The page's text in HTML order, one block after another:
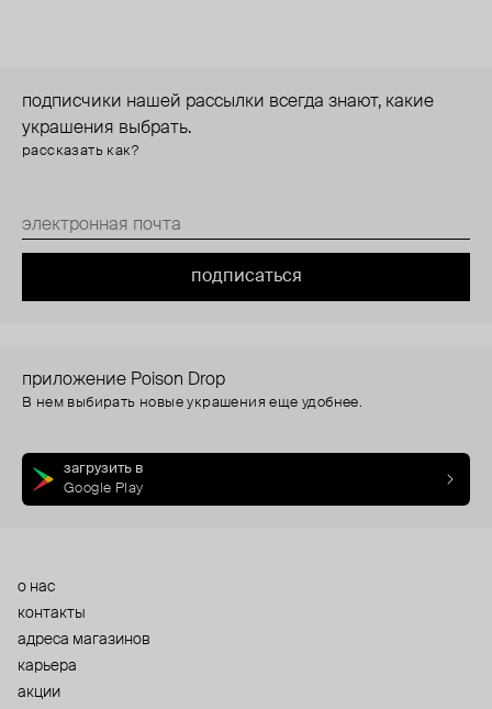
подписчики нашей рассылки всегда знают, какие
украшения выбрать.
рассказать как?
подписаться
приложение Poison Drop
В нем выбирать новые украшения еще удобнее.
загрузить в
Google Play
о нас
контакты
адреса магазинов
карьера
акции